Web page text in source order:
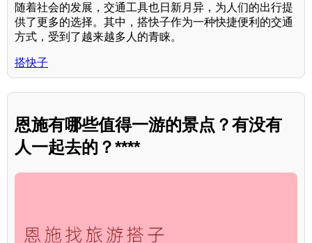
随着社会的发展，交通工具也日新月异，为人们的出行提
供了更多的选择。其中，搭快子作为一种快捷便利的交通
方式，受到了越来越多人的青睐。
搭快子
恩施有哪些值得一游的景点？有没有
人一起去的？****